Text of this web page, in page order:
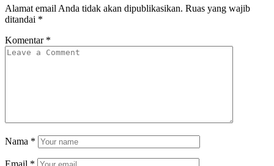
Alamat email Anda tidak akan dipublikasikan. Ruas yang wajib
ditandai *
Komentar *
Nama *
Email *